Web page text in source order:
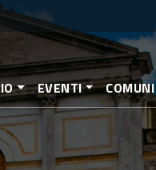
Pasar
al
contenido
principal
EVENTI COMUNI